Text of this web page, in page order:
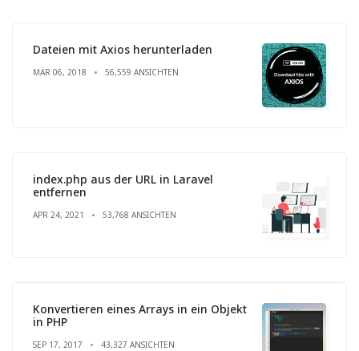
Dateien mit Axios herunterladen
MÄR 06, 2018 56,559 ANSICHTEN
index.php aus der URL in Laravel
entfernen
APR 24, 2021 53,768 ANSICHTEN
Konvertieren eines Arrays in ein Objekt
in PHP
SEP 17, 2017 43,327 ANSICHTEN